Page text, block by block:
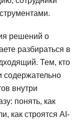
решений о
разбираться в
Тем, кто
содержательно
внутри
понять, как
как строятся AI-